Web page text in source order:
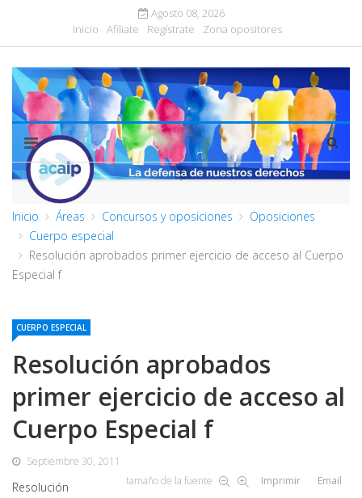
Agosto 08, 2026
Inicio
Afiliate Regístrate Zona opositores
Inicio Áreas Concursos y oposiciones
Oposiciones
Cuerpo especial
Resolución aprobados primer ejercicio de acceso al Cuerpo
Especial f
CUERPO ESPECIAL
Resolución aprobados
primer ejercicio de acceso al
Cuerpo Especial f
Septiembre 30, 2011
tamaño de la fuente
Imprimir Email
Resolución